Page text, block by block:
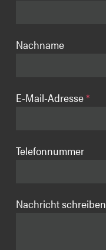
Nachname
E-Mail-Adresse*
Telefonnummer
Nachricht schreiben